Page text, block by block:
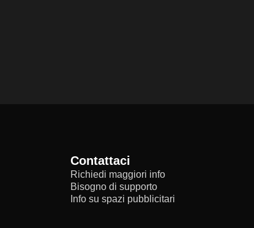
Contattaci
Richiedi maggiori info
Bisogno di supporto
Info su spazi pubblicitari